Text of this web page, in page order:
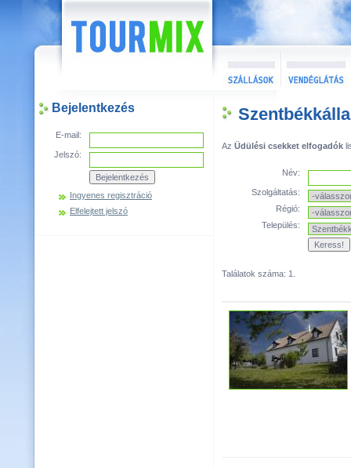
Bejelentkezés
E-mail:
Jelszó:
Ingyenes regisztráció
Elfelejtett jelszó
Az Üdülési csekket elfogadók
Név:
Szolgáltatás:
Régió:
Település:
Találatok száma: 1.